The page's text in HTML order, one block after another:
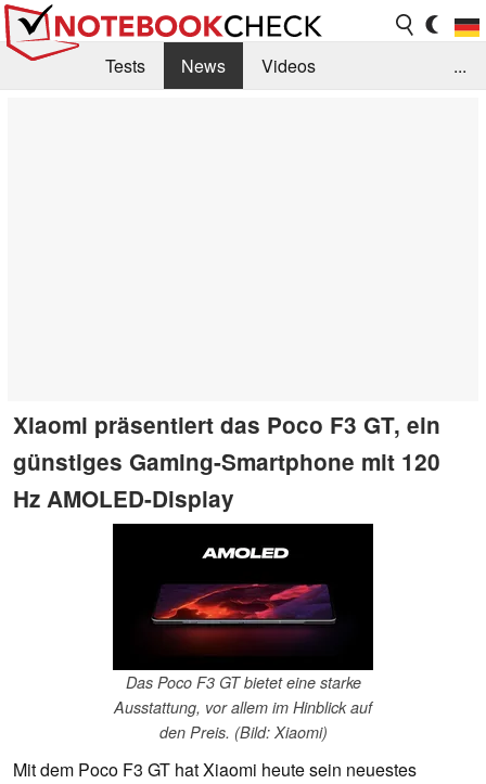
Tests News
Videos
...
Xiaomi präsentiert das Poco F3 GT, ein
günstiges Gaming-Smartphone mit 120
Hz AMOLED-Display
Das Poco F3 GT bietet eine starke
Ausstattung, vor allem im Hinblick auf
den Preis. (Bild: Xiaomi)
Mit dem Poco F3 GT hat Xiaomi heute sein neuestes